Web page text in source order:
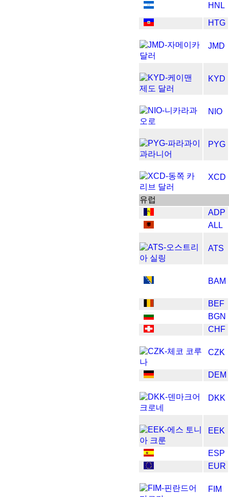
HNL
HTG
JMD
KYD
NIO
PYG
XCD
​​유럽
ADP
ALL
ATS
BAM
BEF
BGN
CHF
CZK
DEM
DKK
EEK
ESP
EUR
FIM